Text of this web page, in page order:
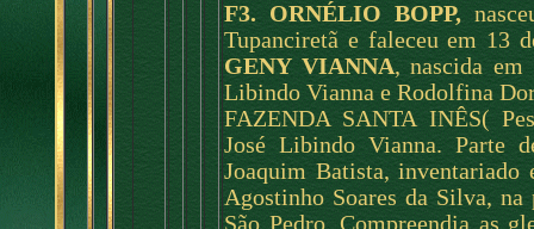
F3. ORNÉLIO BOPP,
Tupanciretã e faleceu em 13
GENY VIANNA, nascida
Libindo Vianna e Rodolfina
FAZENDA SANTA INÊS(
José Libindo Vianna. Parte
Joaquim Batista, inventariado
Agostinho Soares da Silva,
São Pedro. Compreendia as